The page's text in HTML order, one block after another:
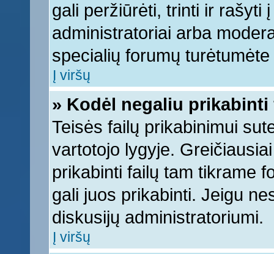
gali peržiūrėti, trinti ir rašyti
administratoriai arba
specialių forumų
Į viršų
» Kodėl negaliu prikabinti
Teisės failų prikabinimui
vartotojo lygyje.
prikabinti failų tam tikrame
gali juos prikabinti. Jeigu
diskusijų administratoriumi.
Į viršų